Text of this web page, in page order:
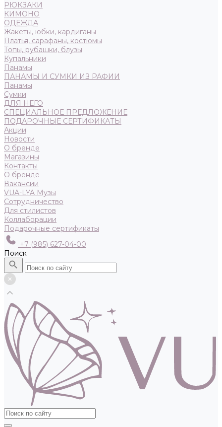
РЮКЗАКИ
КИМОНО
ОДЕЖДА
Жакеты, юбки, кардиганы
Платья, сарафаны, костюмы
Топы, рубашки, блузы
Купальники
Панамы
ПАНАМЫ И СУМКИ ИЗ РАФИИ
Панамы
Сумки
ДЛЯ НЕГО
СПЕЦИАЛЬНОЕ ПРЕДЛОЖЕНИЕ
ПОДАРОЧНЫЕ СЕРТИФИКАТЫ
Акции
Новости
О бренде
Магазины
Контакты
О бренде
Вакансии
VUA-LYA Музы
Сотрудничество
Для стилистов
Коллаборации
Подарочные сертификаты
+7 (985) 627-04-00
Поиск